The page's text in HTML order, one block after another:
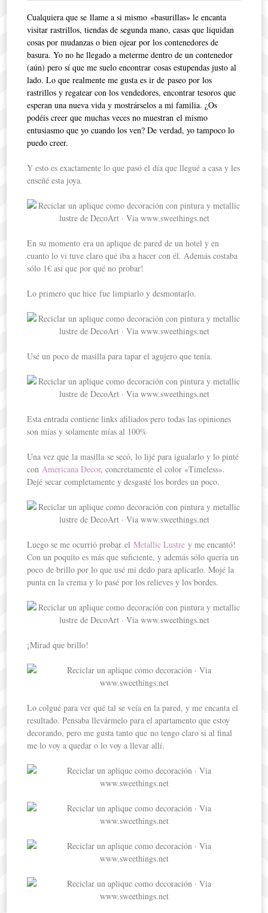
Cualquiera que se llame a si mismo «basurillas» le encanta
visitar rastrillos, tiendas de segunda mano, casas que liquidan
cosas por mudanzas o bien ojear por los contenedores de
basura. Yo no he llegado a meterme dentro de un contenedor
(aún) pero sí que me suelo encontrar cosas estupendas justo al
lado. Lo que realmente me gusta es ir de paseo por los
rastrillos y regatear con los vendedores, encontrar tesoros que
esperan una nueva vida y mostrárselos a mi familia. ¿Os
podéis creer que muchas veces no muestran el mismo
entusiasmo que yo cuando los ven? De verdad, yo tampoco lo
puedo creer.
Y esto es exactamente lo que pasó el día que llegué a casa y les
enseñé esta joya.
En su momento era un aplique de pared de un hotel y en
cuanto lo vi tuve claro qué iba a hacer con él. Además costaba
sólo 1€ así que por qué no probar!
Lo primero que hice fue limpiarlo y desmontarlo.
Usé un poco de masilla para tapar el agujero que tenía.
Esta entrada contiene links afiliados pero todas las opiniones
son mías y solamente mías al 100%
Una vez que la masilla se secó, lo lijé para igualarlo y lo pinté
conAmericana Decor, concretamente el color «Timeless».
Dejé secar completamente y desgasté los bordes un poco.
Luego se me ocurrió probar elMetallic Lustre y me encantó!
Con un poquito es más que suficiente, y además sólo quería un
poco de brillo por lo que usé mi dedo para aplicarlo. Mojé la
punta en la crema y lo pasé por los relieves y los bordes.
¡Mirad que brillo!
Lo colgué para ver qué tal se veía en la pared, y me encanta el
resultado. Pensaba llevármelo para el apartamento que estoy
decorando, pero me gusta tanto que no tengo claro si al final
me lo voy a quedar o lo voy a llevar allí.